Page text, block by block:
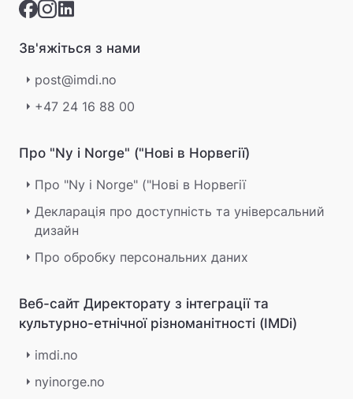
Зв'яжіться з нами
post@imdi.no
+47 24 16 88 00
Про "Ny i Norge" ("Нові в Норвегії)
Про "Ny i Norge" ("Нові в Норвегії
Декларація про доступність та універсальний
дизайн
Про обробку персональних даних
Веб-сайт Директорату з інтеграції та
культурно-етнічної різноманітності (IMDi)
imdi.no
nyinorge.no